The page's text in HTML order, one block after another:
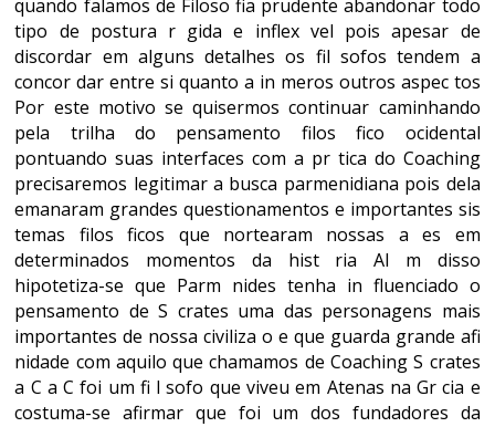
quando falamos de Filoso fia prudente abandonar todo
tipo de postura r gida e inflex vel pois apesar de
discordar em alguns detalhes os fil sofos tendem a
concor dar entre si quanto a in meros outros aspec tos
Por este motivo se quisermos continuar caminhando
pela trilha do pensamento filos fico ocidental
pontuando suas interfaces com a pr tica do Coaching
precisaremos legitimar a busca parmenidiana pois dela
emanaram grandes questionamentos e importantes sis
temas filos ficos que nortearam nossas a es em
determinados momentos da hist ria Al m disso
hipotetiza-se que Parm nides tenha in fluenciado o
pensamento de S crates uma das personagens mais
importantes de nossa civiliza o e que guarda grande afi
nidade com aquilo que chamamos de Coaching S crates
a C a C foi um fi l sofo que viveu em Atenas na Gr cia e
costuma-se afirmar que foi um dos fundadores da